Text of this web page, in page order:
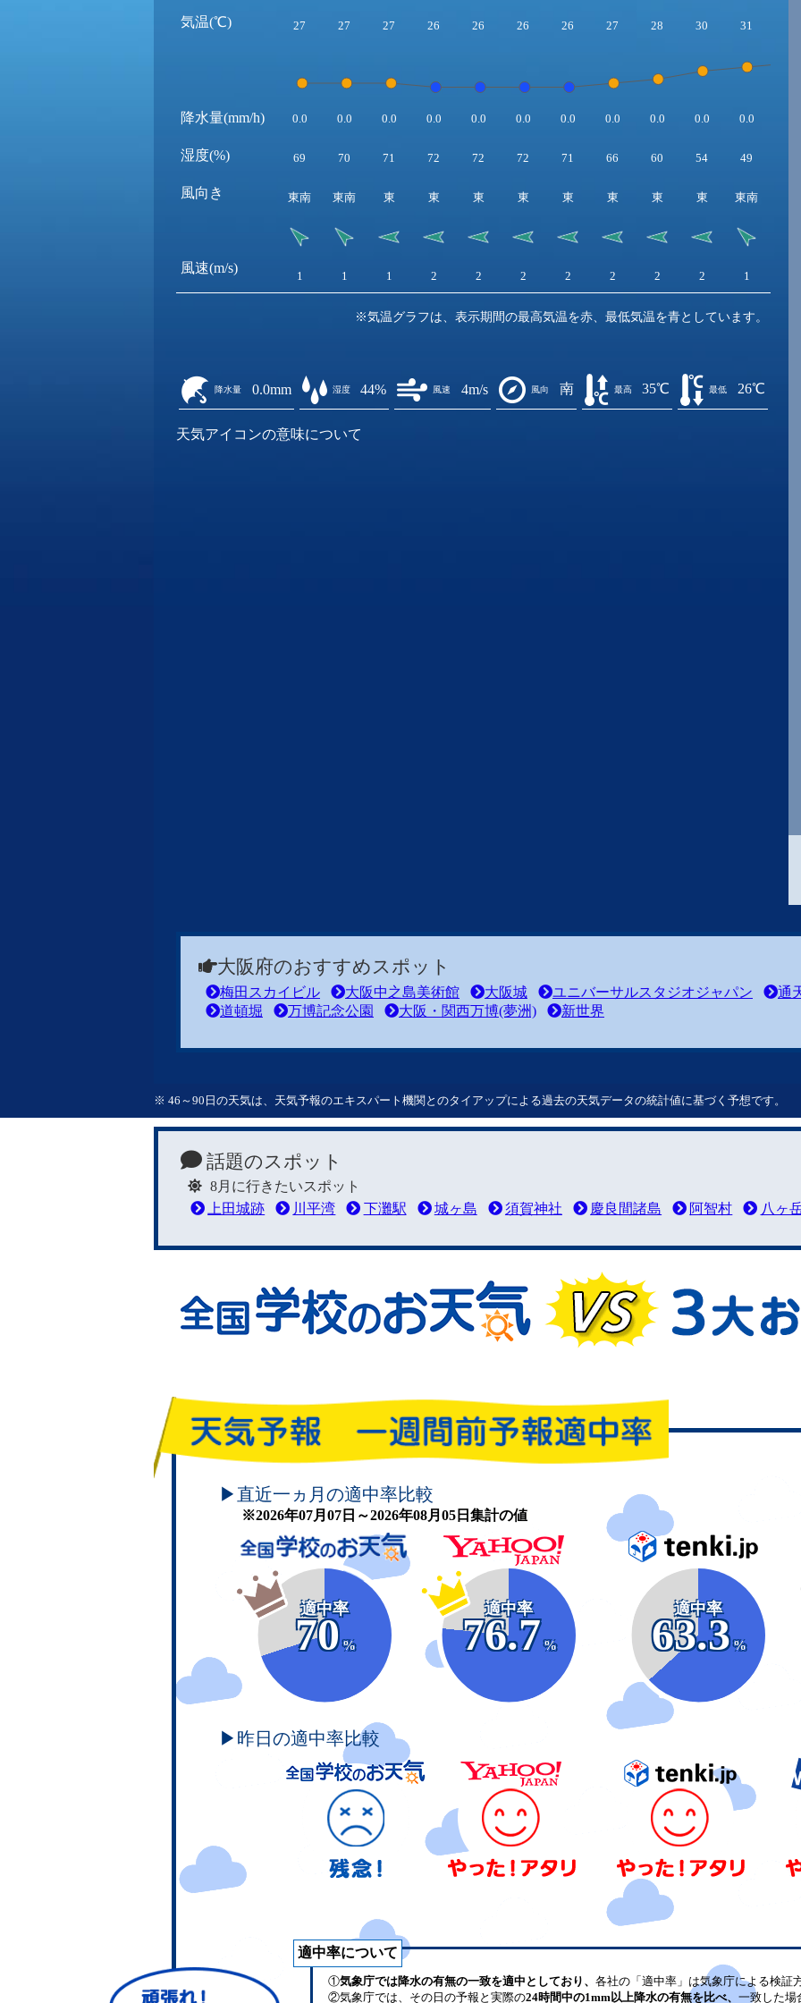
気温(℃)
降水量(mm/h)
湿度(%)
風向き
風速(m/s)
27 27 27 26 26 26 26 27 28 30 31
0.0 0.0 0.0 0.0 0.0 0.0 0.0 0.0 0.0 0.0 0.0
69 70 71 72 72 72 71 66 60 54 49
東南 東南 東 東 東 東 東 東 東 東 東南
1 1 1 2 2 2 2 2 2 2 1
※気温グラフは、表示期間の最高気温を赤、最低気温を青としています。
降水量 0.0mm 湿度 44% 風速 4m/s 風向 南 最高 35℃ 最低 26℃
天気アイコンの意味について
大阪府のおすすめスポット
梅田スカイビル 大阪中之島美術館 大阪城 ユニバーサルスタジオジャパン
通
道頓堀
万博記念公園 大阪・関西万博(夢洲) 新世界
※ 46～90日の天気は、天気予報のエキスパート機関とのタイアップによる過去の天気データの統計値に基づく予想です。
話題のスポット
8月に行きたいスポット
上田城跡
川平湾 下灘駅 城ヶ島 須賀神社 慶良間諸島 阿智村 八ヶ
頑張れ！学校のお天気
▶直近一ヵ月の適中率比較
※2026年07月07日～2026年08月05日集計の値
適中率
70
%
適中率
76.7
%
適中率
63.3
%
▶昨日の適中率比較
適中率について
①気象庁では降水の有無の一致を適中としており、 各社の「適中率」は気象庁による検証
②気象庁では、その日の予報と実際の24時間中の1mm以上降水の有無を比べ、 一致した場